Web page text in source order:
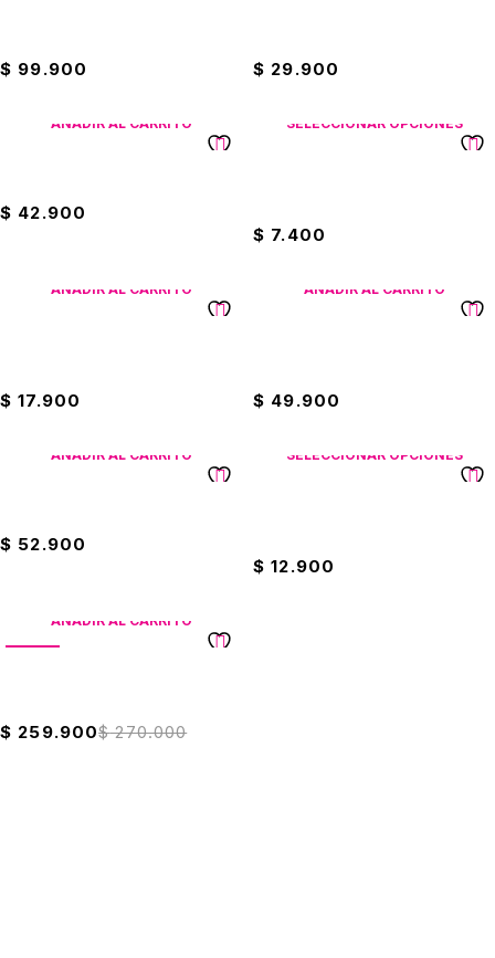
$ 99.900
$ 29.900
AÑADIR AL CARRITO
$ 42.900
SELECCIONAR OPCIONES
$ 7.400
AÑADIR AL CARRITO
$ 17.900
AÑADIR AL CARRITO
$ 49.900
AÑADIR AL CARRITO
$ 52.900
SELECCIONAR OPCIONES
$ 12.900
AÑADIR AL CARRITO
$270.000
$ 259.900